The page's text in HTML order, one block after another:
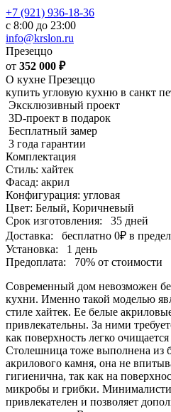
+7 (921) 936-18-36
с 8:00 до 23:00
info@krslon.ru
Презеццо
от 352 000 ₽
О кухне Презеццо
купить угловую кухню в санкт
Эксклюзивный проект
3D-проект в подарок
Бесплатный замер
3 года гарантии
Комплектация
Стиль: хайтек
Фасад: акрил
Конфигурация: угловая
Цвет: Белый, Коричневый
Срок изготовления:
35 дней
Доставка:
бесплатно 0₽ в
Установка:
1 день
Предоплата:
70% от стоимости
Современный дом невозможен
кухни. Именно такой моделью
стиле хайтек. Ее белые
привлекательны. За ними
как поверхность легко
Столешница тоже выполнена из
акрилового камня, она не
гигиенична, так как на
микробы и грибки.
привлекателен и позволяет